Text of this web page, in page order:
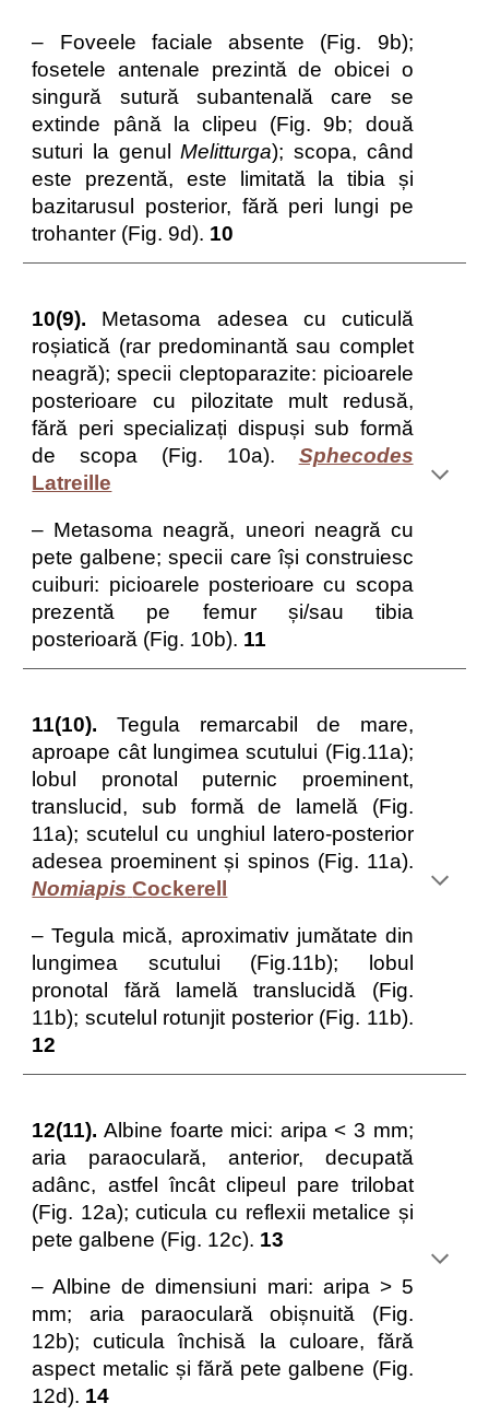
– Foveele faciale absente (Fig. 9b);
fosetele antenale prezintă de obicei o
singură sutură subantenală care se
extinde până la clipeu (Fig. 9b; două
suturi la genulMelitturga); scopa, când
este prezentă, este limitată la tibia și
bazitarusul posterior, fără peri lungi pe
trohanter (Fig. 9d). 10
10(9). Metasoma adesea cu cuticulă
roșiatică (rar predominantă sau complet
neagră); specii cleptoparazite: picioarele
posterioare cu pilozitate mult redusă,
fără peri specializați dispuși sub formă
de scopa (Fig. 10a). Sphecodes
Latreille
– Metasoma neagră, uneori neagră cu
pete galbene; specii care își construiesc
cuiburi: picioarele posterioare cu scopa
prezentă pe femur și/sau tibia
posterioară (Fig. 10b). 11
11(10). Tegula remarcabil de mare,
aproape cât lungimea scutului (Fig.11a);
lobul pronotal puternic proeminent,
translucid, sub formă de lamelă (Fig.
11a); scutelul cu unghiul latero-posterior
adesea proeminent și spinos (Fig. 11a).
Nomiapis Cockerell
– Tegula mică, aproximativ jumătate din
lungimea scutului (Fig.11b); lobul
pronotal fără lamelă translucidă (Fig.
11b); scutelul rotunjit posterior (Fig. 11b).
12
12(11). Albine foarte mici: aripa < 3 mm;
aria paraoculară, anterior, decupată
adânc, astfel încât clipeul pare trilobat
(Fig. 12a); cuticula cu reflexii metalice și
pete galbene (Fig. 12c). 13
– Albine de dimensiuni mari: aripa > 5
mm; aria paraoculară obișnuită (Fig.
12b); cuticula închisă la culoare, fără
aspect metalic și fără pete galbene (Fig.
12d). 14